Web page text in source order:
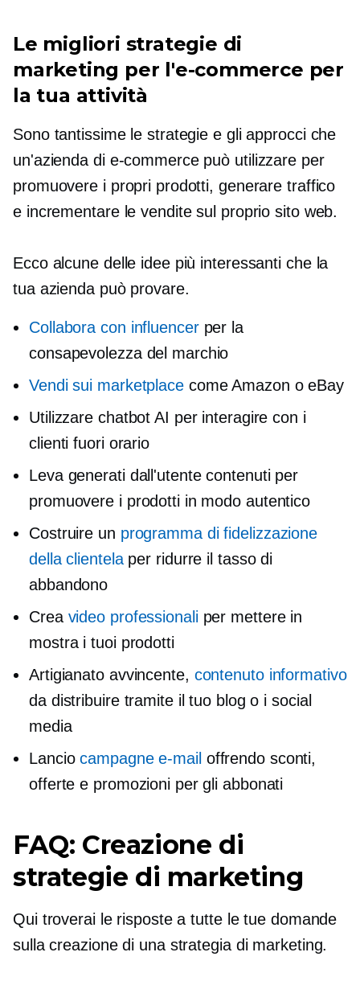
Le migliori strategie di
marketing per l'e-commerce per
la tua attività
Sono tantissime le strategie e gli approcci che
un'azienda di e-commerce può utilizzare per
promuovere i propri prodotti, generare traffico
e incrementare le vendite sul proprio sito web.
Ecco alcune delle idee più interessanti che la
tua azienda può provare.
Collabora con influencerper la
consapevolezza del marchio
Vendi sui marketplacecome Amazon o eBay
Utilizzare chatbot AI per interagire con i
clienti fuori orario
Leva generati dall'utentecontenuti per
promuovere i prodotti in modo autentico
Costruire un programma di fidelizzazione
della clientelaper ridurre il tasso di
abbandono
Crea video professionaliper mettere in
mostra i tuoi prodotti
Artigianato avvincente, contenuto informativo
da distribuire tramite il tuo blog o i social
media
Lanciocampagne e-mail offrendo sconti,
offerte e promozioni per gli abbonati
FAQ: Creazione di
strategie di marketing
Qui troverai le risposte a tutte le tue domande
sulla creazione di una strategia di marketing.